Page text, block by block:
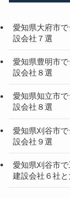
愛知県大府市
設会社７選
愛知県豊明市
設会社８選
愛知県知立市
設会社８選
愛知県刈谷市
設会社９選
愛知県刈谷市
建設会社６社